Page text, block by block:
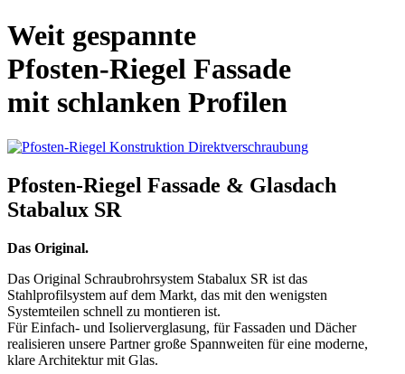
Weit gespannte
Pfosten-Riegel Fassade
mit schlanken Profilen
Pfosten-Riegel Fassade & Glasdach
Stabalux SR
Das Original.
Das Original Schraubrohrsystem Stabalux SR ist das
Stahlprofilsystem auf dem Markt, das mit den wenigsten
Systemteilen schnell zu montieren ist.
Für Einfach- und Isolierverglasung, für Fassaden und Dächer
realisieren unsere Partner große Spannweiten für eine moderne,
klare Architektur mit Glas.